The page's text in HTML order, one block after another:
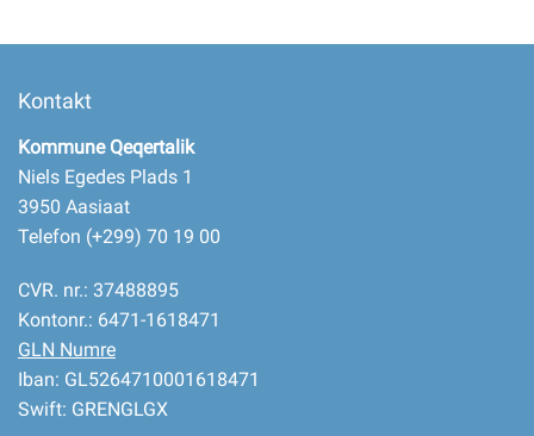
Kontakt
Kommune Qeqertalik
Niels Egedes Plads 1
3950 Aasiaat
Telefon (+299) 70 19 00
CVR. nr.: 37488895
Kontonr.: 6471-1618471
GLN Numre
Iban: GL5264710001618471
Swift: GRENGLGX